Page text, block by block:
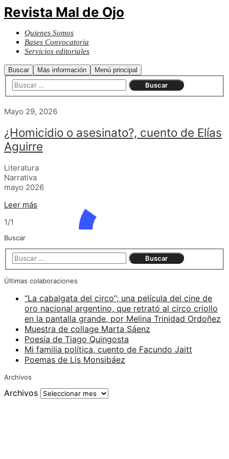
Revista Mal de Ojo
Quienes Somos
Bases Convocatoria
Servicios editoriales
Buscar Más información Menú principal
Mayo 29, 2026
¿Homicidio o asesinato?, cuento de Elías
Aguirre
Literatura
Narrativa
mayo 2026
Leer más
1/1
Buscar
Últimas colaboraciones
“La cabalgata del circo”; una película del cine de
oro nacional argentino, que retrató al circo criollo
en la pantalla grande, por Melina Trinidad Ordoñez
Muestra de collage Marta Sáenz
Poesía de Tiago Quingosta
Mi familia política, cuento de Facundo Jaitt
Poemas de Lis Monsibáez
Archivos
Archivos